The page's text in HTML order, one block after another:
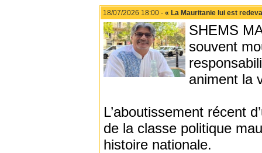
18/07/2026 18:00 - « La Mauritanie lui est
SHEMS
souvent
animent la
L’aboutissement récent
de la classe politique
histoire nationale.